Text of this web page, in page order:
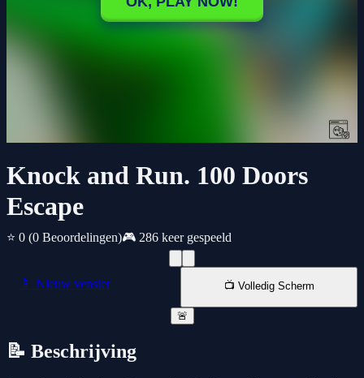
Knock and Run. 100 Doors
Escape
⭐ 0 (0 Beoordelingen)🎮 286 keer gespeeld
📱 Nieuw venster 📺 Volledig Scherm
🚨
📝 Beschrijving